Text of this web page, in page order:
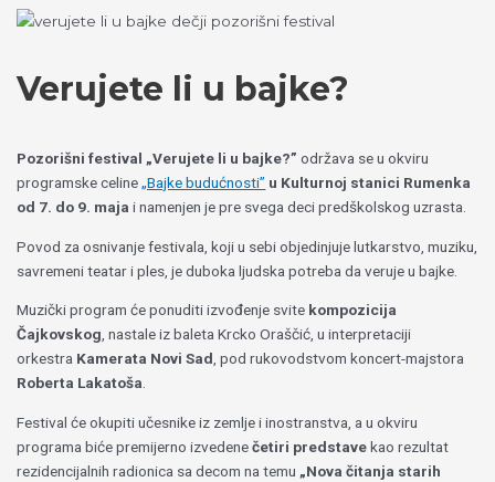
Пређи
Verujete li u bajke?
Pozorišni festival „Verujete li u bajke?” održava se u okviru
programske celine„Bajke budućnosti” u Kulturnoj stanici Rumenka
od 7. do 9. maja i namenjen je pre svega deci predškolskog uzrasta.
Povod za osnivanje festivala, koji u sebi objedinjuje lutkarstvo, muziku,
savremeni teatar i ples, je duboka ljudska potreba da veruje u bajke.
Muzički program će ponuditi izvođenje svite kompozicija
Čajkovskog, nastale iz baleta Krcko Oraščić, u interpretaciji
orkestra Kamerata Novi Sad, pod rukovodstvom koncert-majstora
Roberta Lakatoša.
Festival će okupiti učesnike iz zemlje i inostranstva, a u okviru
programa biće premijerno izvedenečetiri predstavekao rezultat
rezidencijalnih radionica sa decom na temu „Nova čitanja starih
Izaberite